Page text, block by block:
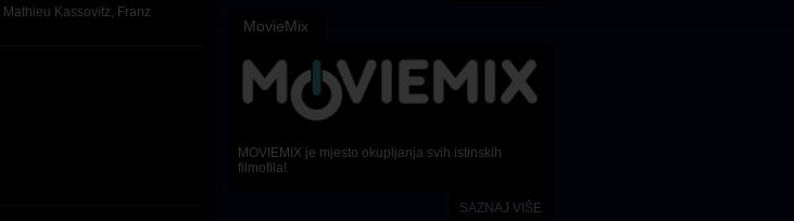
Mathieu Kassovitz, Franz
MovieMix
MOVIEMIX je mjesto okupljanja svih istinskih
filmofila!
SAZNAJ VIŠE